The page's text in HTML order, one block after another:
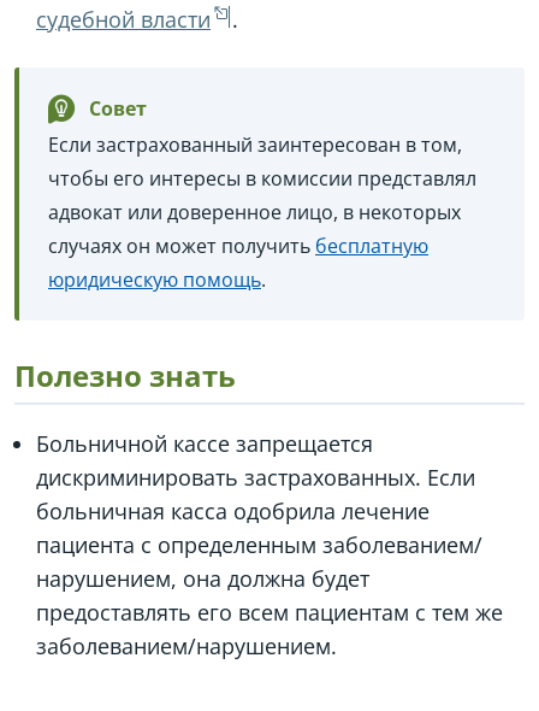
судебной власти .
Совет
Если застрахованный заинтересован в том,
чтобы его интересы в комиссии представлял
адвокат или доверенное лицо, в некоторых
случаях он может получить бесплатную
юридическую помощь.
Полезно знать
Больничной кассе запрещается
дискриминировать застрахованных. Если
больничная касса одобрила лечение
пациента с определенным заболеванием/
нарушением, она должна будет
предоставлять его всем пациентам с тем же
заболеванием/нарушением.